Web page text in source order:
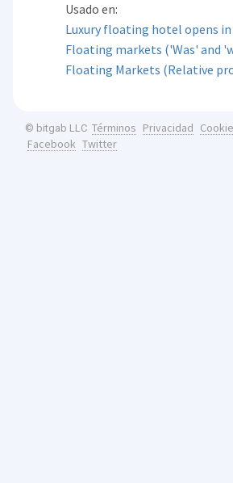
Usado en:
Luxury floating hotel opens in
Floating markets ('Was' and
Floating Markets (Relative
© bitgab LLC Términos Privacidad
Facebook Twitter